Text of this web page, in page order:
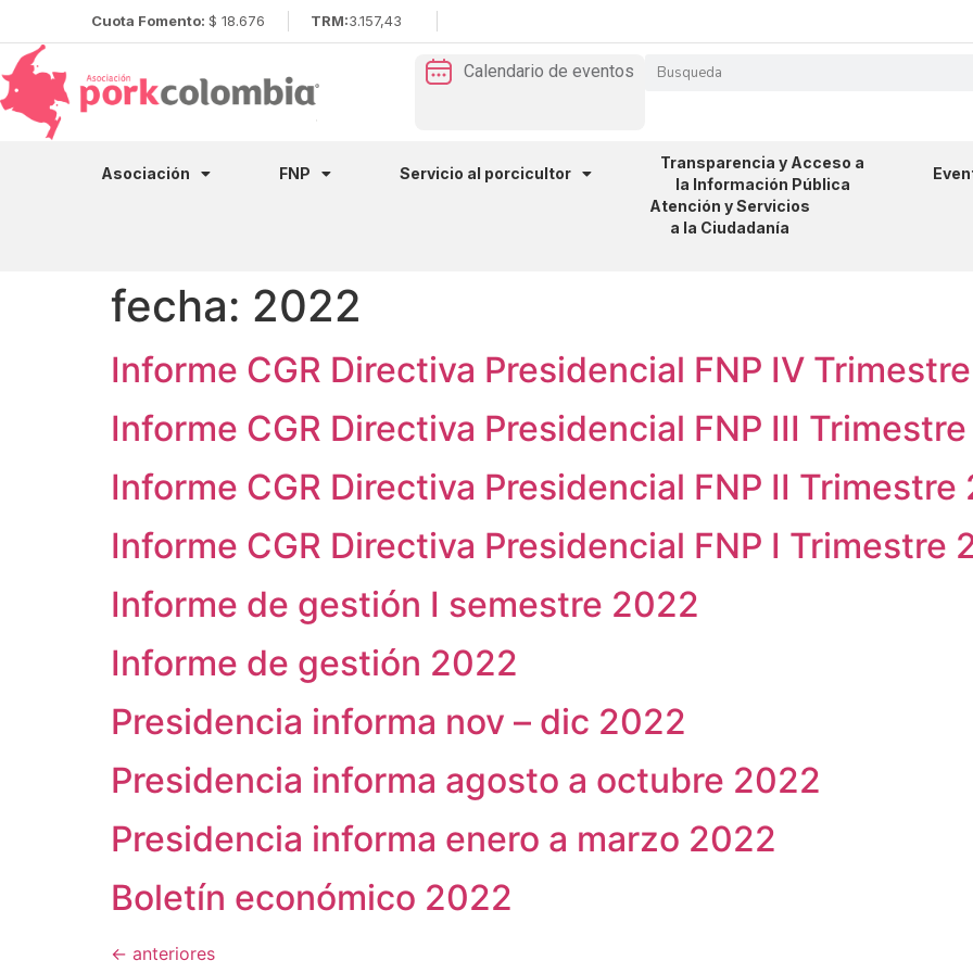
Cuota Fomento: $ 18.676 TRM:3.157,43
Calendario de eventos
Asociación FNP Servicio al porcicultor
Transparencia y Acceso a
la Información Pública
Atención y Servicios
a la Ciudadanía
fecha: 2022
Informe CGR Directiva Presidencial FNP IV
Informe CGR Directiva Presidencial FNP III
Informe CGR Directiva Presidencial FNP II Trimestre
Informe CGR Directiva Presidencial FNP I Trimestre
Informe de gestión I semestre 2022
Informe de gestión 2022
Presidencia informa nov – dic 2022
Presidencia informa agosto a octubre 2022
Presidencia informa enero a marzo 2022
Boletín económico 2022
← anteriores